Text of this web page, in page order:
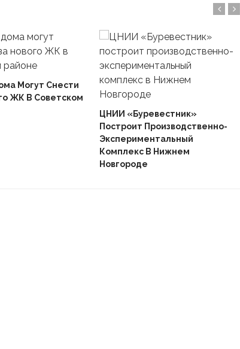
Могут Снести
ЖК В Советском
ЦНИИ «Буревестник»
Построит Производственно-
Экспериментальный
Комплекс В Нижнем
Новгороде